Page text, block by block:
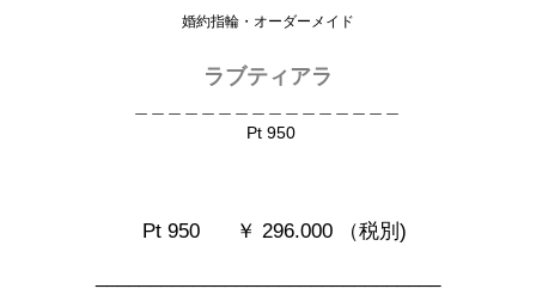
婚約指輪・オーダーメイド
ラブティアラ
Pt 950
Pt 950 ￥ 296.000 （税別)